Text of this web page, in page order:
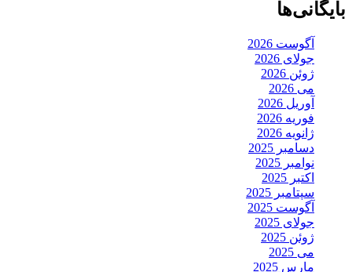
بایگانی‌ها
آگوست 2026
جولای 2026
ژوئن 2026
می 2026
آوریل 2026
فوریه 2026
ژانویه 2026
دسامبر 2025
نوامبر 2025
اکتبر 2025
سپتامبر 2025
آگوست 2025
جولای 2025
ژوئن 2025
می 2025
مارس 2025